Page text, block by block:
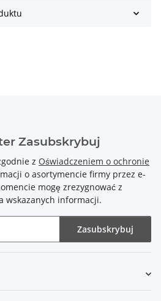
Zasubskrybuj
z Oświadczeniem o ochronie
o asortymencie firmy przez e-
mogę zrezygnować z
wskazanych informacji.
Zasubskrybuj